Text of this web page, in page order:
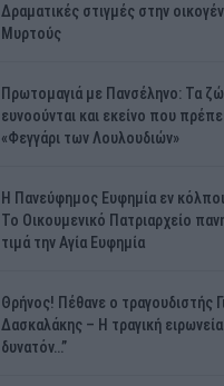
Δραματικές στιγμές στην
Μυρτούς
Πρωτομαγιά με Πανσέληνο: Τα
ευνοούνται και εκείνο που
«Φεγγάρι των Λουλουδιών»
H Πανεύφημος Ευφημία εν
Το Οικουμενικό Πατριαρχείο
τιμά την Αγία Ευφημία
Θρήνος! Πέθανε ο τραγουδιστής
Δασκαλάκης – Η τραγική ειρωνεία
δυνατόν…”